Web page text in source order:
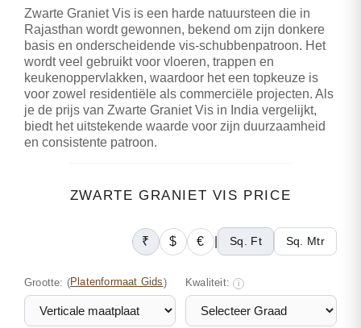
Zwarte Graniet Vis is een harde natuursteen die in
Rajasthan wordt gewonnen, bekend om zijn donkere
basis en onderscheidende vis-schubbenpatroon. Het
wordt veel gebruikt voor vloeren, trappen en
keukenoppervlakken, waardoor het een topkeuze is
voor zowel residentiële als commerciële projecten. Als
je de prijs van Zwarte Graniet Vis in India vergelijkt,
biedt het uitstekende waarde voor zijn duurzaamheid
en consistente patroon.
ZWARTE GRANIET VIS PRICE
₹ $ € Sq. Ft Sq. Mtr
Grootte: (Platenformaat Gids) Kwaliteit: i